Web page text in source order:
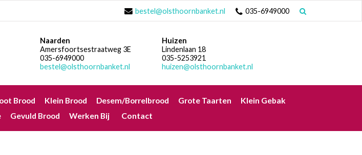
bestel@olsthoornbanket.nl 035-6949000
Naarden
Amersfoortsestraatweg 3E
035-6949000
bestel@olsthoornbanket.nl
Huizen
Lindenlaan 18
035-5253921
huizen@olsthoornbanket.nl
Brood Klein Brood Desem/Borrelbrood Grote Taarten
Klein Gebak
Gevuld Brood Werken Bij